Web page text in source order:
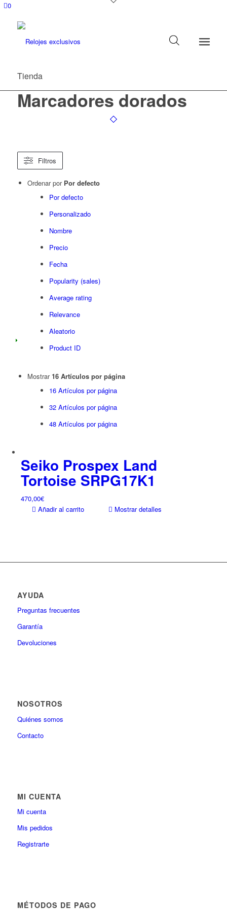
0
Tienda
Marcadores dorados
Filtros
Ordenar por Por defecto
Por defecto
Personalizado
Nombre
Precio
Fecha
Popularity (sales)
Average rating
Relevance
Aleatorio
Product ID
Mostrar 16 Artículos por página
16 Artículos por página
32 Artículos por página
48 Artículos por página
Seiko Prospex Land
Tortoise SRPG17K1
470,00€
Añadir al carrito
Mostrar detalles
AYUDA
Preguntas frecuentes
Garantía
Devoluciones
NOSOTROS
Quiénes somos
Contacto
MI CUENTA
Mi cuenta
Mis pedidos
Registrarte
MÉTODOS DE PAGO